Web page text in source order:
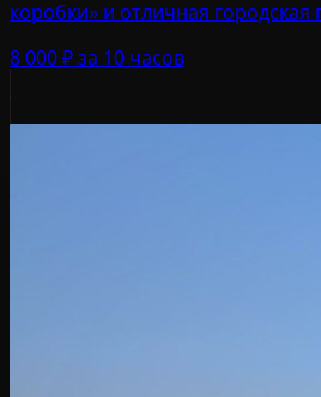
коробки» и отличная городская
8 000 ₽за 10 часов